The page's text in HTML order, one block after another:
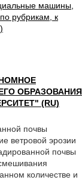
машины,
рубрикам, к
ОБРАЗОВАНИЯ
(RU)
почвы
ветровой эрозии
почвы
количестве и